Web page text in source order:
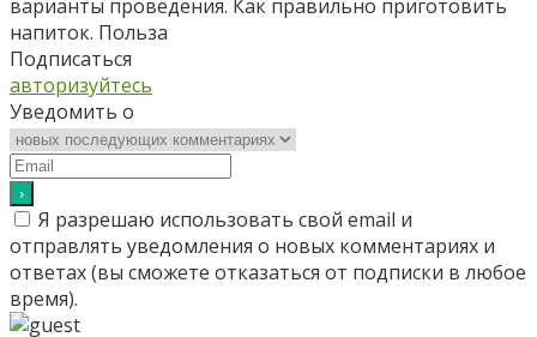
варианты проведения. Как правильно приготовить
напиток. Польза
Подписаться
авторизуйтесь
Уведомить о
Я разрешаю использовать свой email и
отправлять уведомления о новых комментариях и
ответах (вы cможете отказаться от подписки в любое
время).